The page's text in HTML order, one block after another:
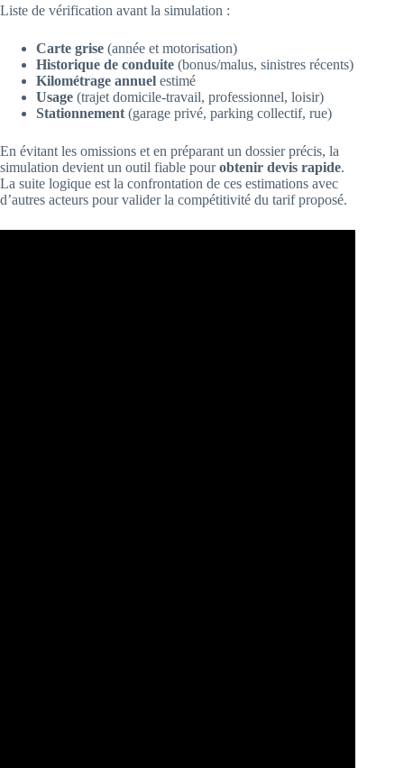
Liste de vérification avant la simulation :
Carte grise (année et motorisation)
Historique de conduite (bonus/malus, sinistres récents)
Kilométrage annuel estimé
Usage (trajet domicile-travail, professionnel, loisir)
Stationnement (garage privé, parking collectif, rue)
En évitant les omissions et en préparant un dossier précis, la
simulation devient un outil fiable pourobtenir devis rapide.
La suite logique est la confrontation de ces estimations avec
d’autres acteurs pour valider la compétitivité du tarif proposé.